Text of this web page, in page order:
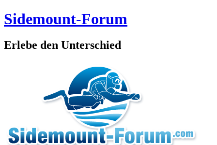
Sidemount-Forum
Erlebe den Unterschied